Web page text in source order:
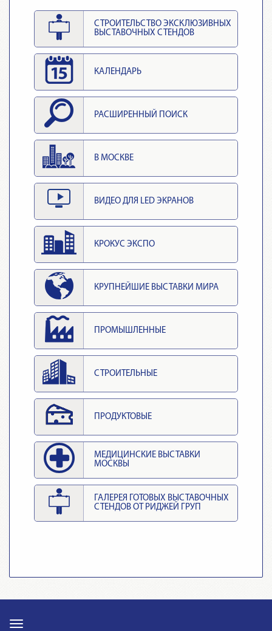
СТРОИТЕЛЬСТВО ЭКСКЛЮЗИВНЫХ
ВЫСТАВОЧНЫХ СТЕНДОВ
КАЛЕНДАРЬ
РАСШИРЕННЫЙ ПОИСК
В МОСКВЕ
ВИДЕО ДЛЯ LED ЭКРАНОВ
КРОКУС ЭКСПО
КРУПНЕЙШИЕ ВЫСТАВКИ МИРА
ПРОМЫШЛЕННЫЕ
СТРОИТЕЛЬНЫЕ
ПРОДУКТОВЫЕ
МЕДИЦИНСКИЕ ВЫСТАВКИ
МОСКВЫ
ГАЛЕРЕЯ ГОТОВЫХ ВЫСТАВОЧНЫХ
СТЕНДОВ ОТ РИДЖЕЙ ГРУП